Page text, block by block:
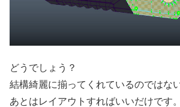
どうでしょう？
結構綺麗に揃ってくれているのではな
あとはレイアウトすればいいだけです。